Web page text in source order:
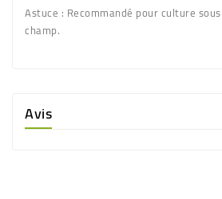
Astuce : Recommandé pour culture
champ.
Avis